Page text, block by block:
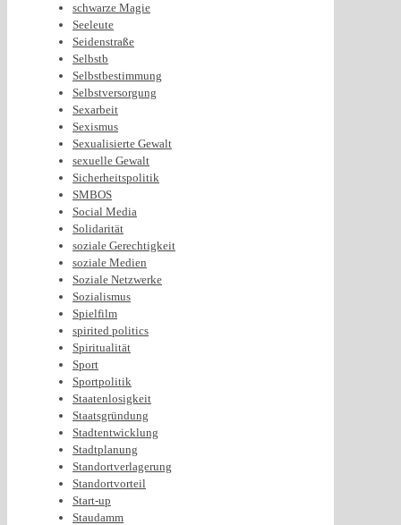
schwarze Magie
Seeleute
Seidenstraße
Selbstb
Selbstbestimmung
Selbstversorgung
Sexarbeit
Sexismus
Sexualisierte Gewalt
sexuelle Gewalt
Sicherheitspolitik
SMBOS
Social Media
Solidarität
soziale Gerechtigkeit
soziale Medien
Soziale Netzwerke
Sozialismus
Spielfilm
spirited politics
Spiritualität
Sport
Sportpolitik
Staatenlosigkeit
Staatsgründung
Stadtentwicklung
Stadtplanung
Standortverlagerung
Standortvorteil
Start-up
Staudamm